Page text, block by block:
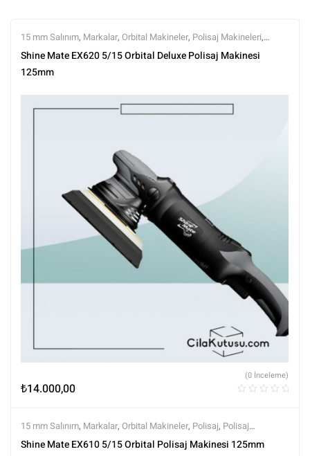
15 mm Salınım, Markalar, Orbital Makineler, Polisaj Makineleri,
Polisaj ve Parlatma, Shine Mate,Tüm Ürünler,Tüm Ürünler
Shine Mate EX620 5/15 Orbital Deluxe Polisaj Makinesi
125mm
₺14.000,00
(0 İnceleme)
15 mm Salınım, Markalar, Orbital Makineler, Polisaj, Polisaj
Makineleri,Polisaj ve Parlatma,Shine Mate ,Tüm Ürünler,Tüm
Shine Mate EX610 5/15 Orbital Polisaj Makinesi 125mm